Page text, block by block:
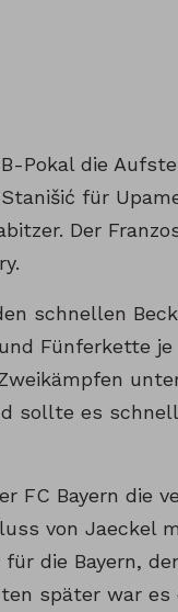
Pokal die
für
Der
schnellen
Fünferkette
sollte es
FC Bayern die
von Jaeckel
die Bayern,
später war